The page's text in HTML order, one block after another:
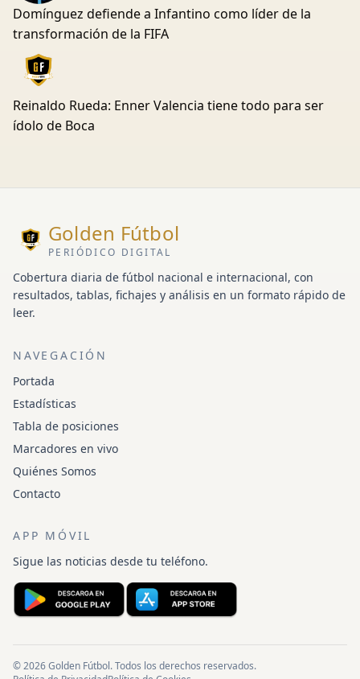
Domínguez defiende a Infantino como líder de la
transformación de la FIFA
Reinaldo Rueda: Enner Valencia tiene todo para ser
ídolo de Boca
Golden Fútbol
PERIÓDICO DIGITAL
Cobertura diaria de fútbol nacional e internacional, con
resultados, tablas, fichajes y análisis en un formato rápido de
leer.
NAVEGACIÓN
Portada
Estadísticas
Tabla de posiciones
Marcadores en vivo
Quiénes Somos
Contacto
APP MÓVIL
Sigue las noticias desde tu teléfono.
© 2026 Golden Fútbol. Todos los derechos reservados.